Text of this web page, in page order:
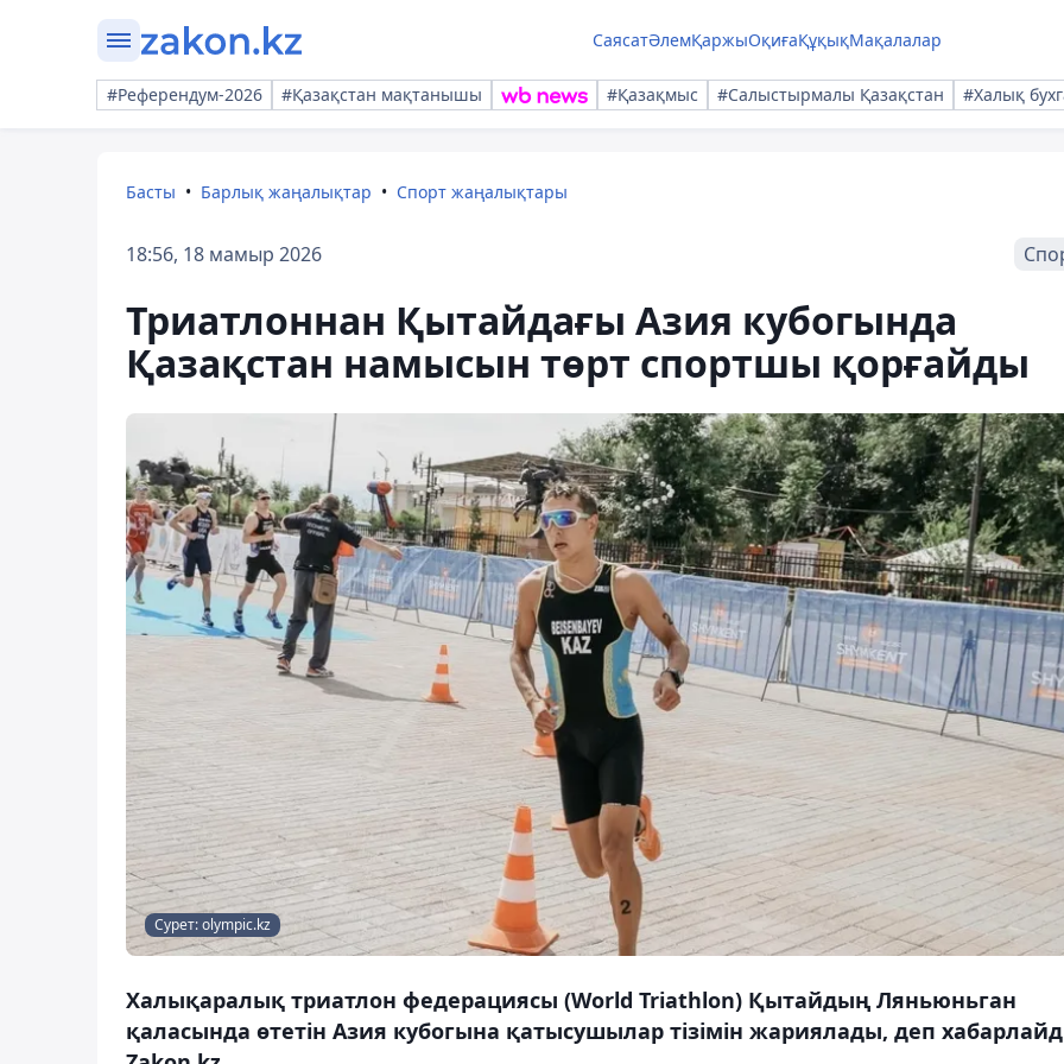
СаясатӘлемҚаржыОқиғаҚұқықМақалалар
#Референдум-2026 #Қазақстан мақтанышы #Қазақмыс #Салыстырмалы Қазақстан #Халық
Басты Барлық жаңалықтар Спорт жаңалықтары
18:56, 18 мамыр 2026
Триатлоннан Қытайдағы Азия кубогында
Қазақстан намысын төрт спортшы қорғайды
Сурет: olympic.kz
Халықаралық триатлон федерациясы (World Triathlon) Қытайдың Ляньюньган
қаласында өтетін Азия кубогына қатысушылар тізімін жариялады, деп